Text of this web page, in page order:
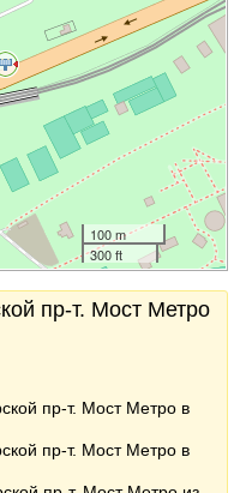
100 m
300 ft
пр-т. Мост Метро
пр-т. Мост Метро в
пр-т. Мост Метро в